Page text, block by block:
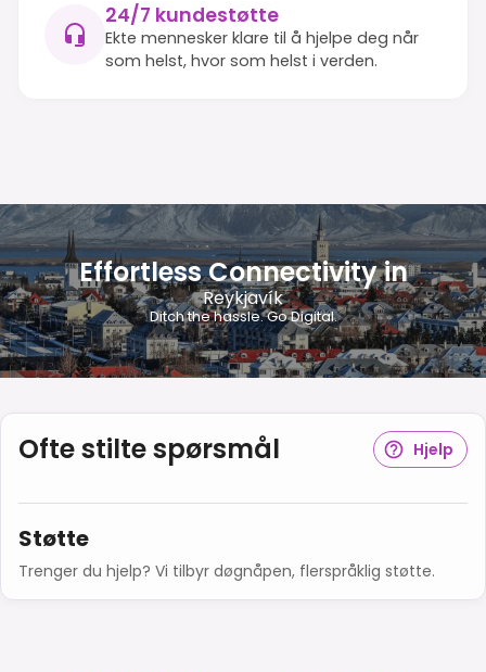
24/7 kundestøtte
Ekte mennesker klare til å hjelpe deg når
som helst, hvor som helst i verden.
Effortless Connectivity in
Reykjavík
Ditch the hassle. Go Digital.
Ofte stilte spørsmål Hjelp
Støtte
Trenger du hjelp? Vi tilbyr døgnåpen, flerspråklig støtte.